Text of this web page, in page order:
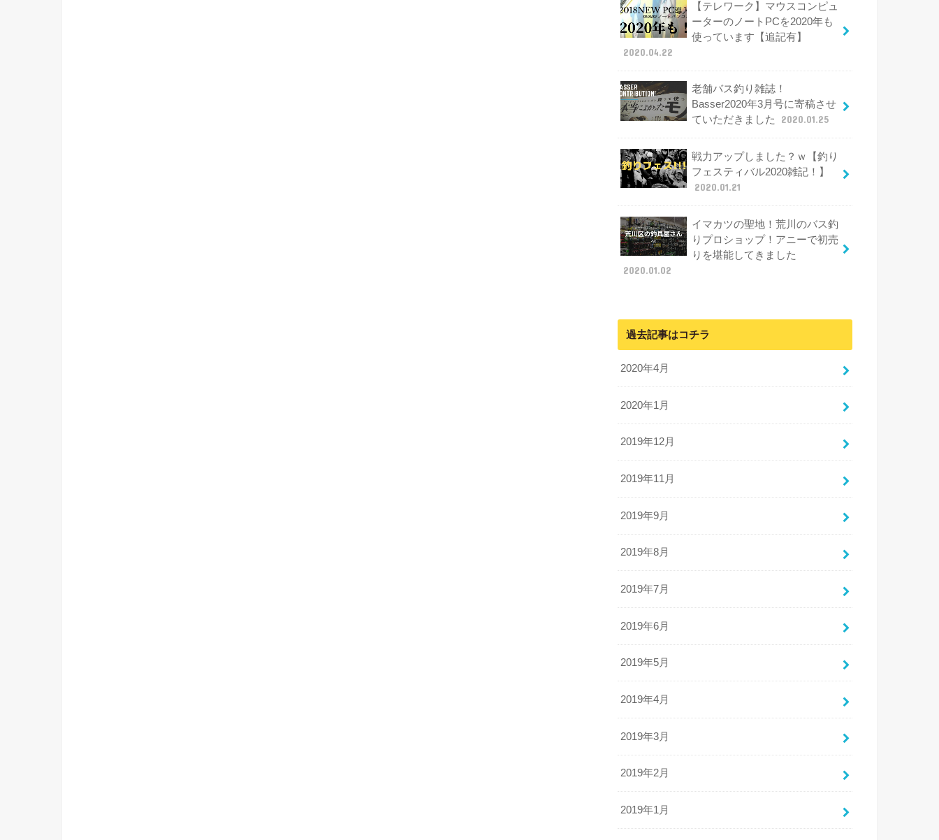
【テレワーク】マウスコンピュ
ーターのノートPCを2020年も
使っています【追記有】
2020.04.22
老舗バス釣り雑誌！
Basser2020年3月号に寄稿させ
ていただきました
2020.01.25
戦力アップしました？ｗ【釣り
フェスティバル2020雑記！】
2020.01.21
イマカツの聖地！荒川のバス釣
りプロショップ！アニーで初売
りを堪能してきました
2020.01.02
過去記事はコチラ
2020年4月
2020年1月
2019年12月
2019年11月
2019年9月
2019年8月
2019年7月
2019年6月
2019年5月
2019年4月
2019年3月
2019年2月
2019年1月